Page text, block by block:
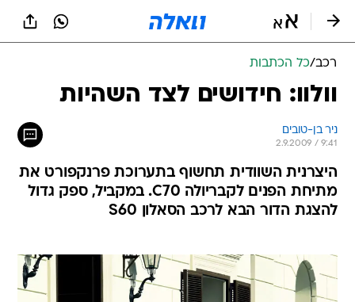
רכב/כל הכתבות
וולוו: חידושים לצד השהיות
ניר בן-טובים
2.9.2009 / 9:41
היצרנית השוודית תחשוף בתערוכת פרנקפורט את
מתיחת הפנים לקבריולה C70. במקביל, ספק גדול
להצגת הדור הבא לרכב הסאלון S60